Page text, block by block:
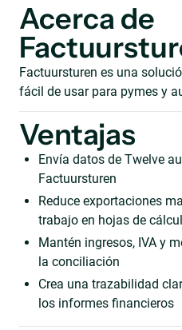
Acerca de
Factuursturen es una
fácil de usar para pymes y
Ventajas
Envía datos de Twelve
Factuursturen
Reduce exportaciones
trabajo en hojas de
Mantén ingresos, IVA y
la conciliación
Crea una trazabilidad
los informes financieros